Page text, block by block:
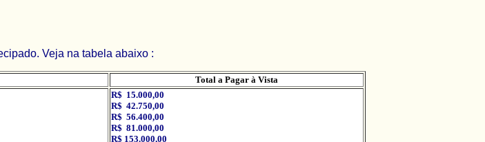
Veja na tabela abaixo :
Total a Pagar à Vista
R$ 15.000,00
R$ 42.750,00
R$ 56.400,00
R$ 81.000,00
R$ 153.000,00